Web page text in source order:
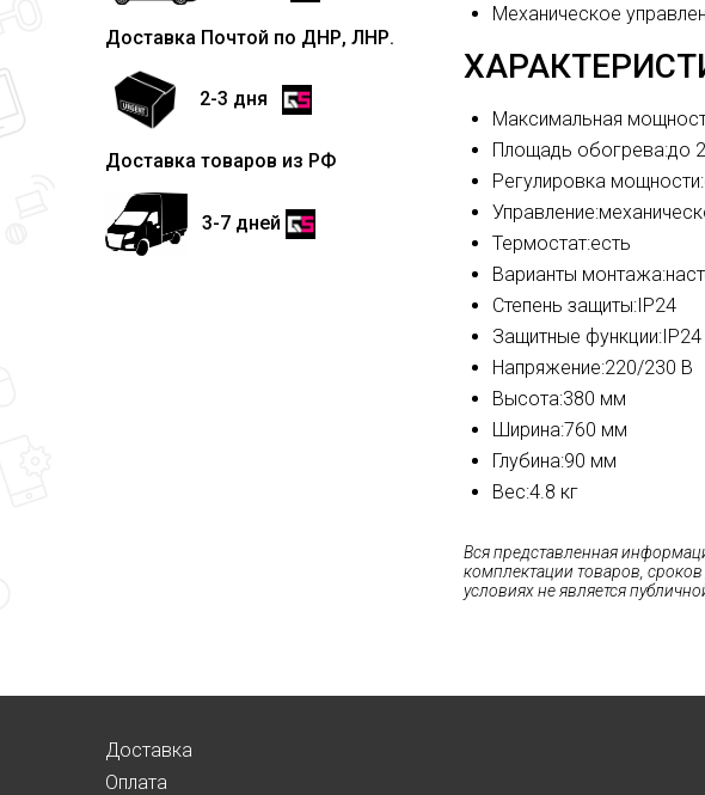
Доставка Почтой по ДНР, ЛНР.
2-3 дня
Доставка товаров из РФ
3-7 дней
Механическое
Максимальная
Площадь обогрева:до
Регулировка мощности:
Управление:
Термостат:есть
Варианты монтажа:
Степень защиты:IP24
Защитные функции:IP24
Напряжение:220/230 В
Высота:380 мм
Ширина:760 мм
Глубина:90 мм
Вес:4.8 кг
Вся представленная
комплектации товаров,
условиях не является
Доставка
Оплата